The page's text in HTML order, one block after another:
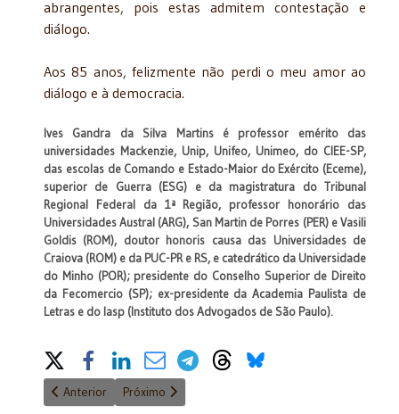
abrangentes, pois estas admitem contestação e
diálogo.
Aos 85 anos, felizmente não perdi o meu amor ao
diálogo e à democracia.
Ives Gandra da Silva Martinsé professor emérito das
universidades Mackenzie, Unip, Unifeo, Unimeo, do CIEE-SP,
das escolas de Comando e Estado-Maior do Exército (Eceme),
superior de Guerra (ESG) e da magistratura do Tribunal
Regional Federal da 1ª Região, professor honorário das
Universidades Austral (ARG), San Martin de Porres (PER) e Vasili
Goldis (ROM), doutor honoris causa das Universidades de
Craiova (ROM) e da PUC-PR e RS, e catedrático da Universidade
do Minho (POR); presidente do Conselho Superior de Direito
da Fecomercio (SP); ex-presidente da Academia Paulista de
Letras e do Iasp (Instituto dos Advogados de São Paulo).
Share on Social Media
Artigo anterior: Licenciamento ambiental e segurança jurídica
Anterior Próximo artigo: Ética e moralidade
Próximo